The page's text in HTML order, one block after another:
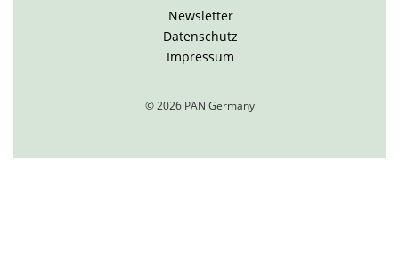
Newsletter
Datenschutz
Impressum
© 2026 PAN Germany